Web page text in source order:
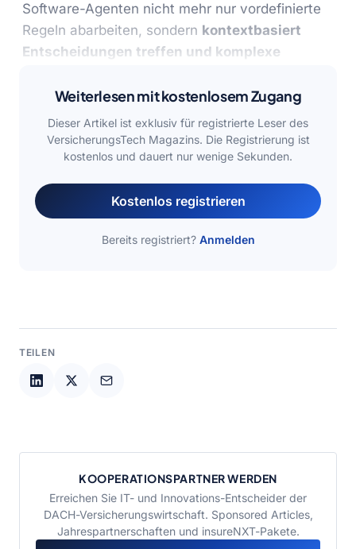
Software-Agenten nicht mehr nur vordefinierte
Regeln abarbeiten, sondern kontextbasiert
Entscheidungen treffen und komplexe
Weiterlesen mit kostenlosem Zugang
Dieser Artikel ist exklusiv für registrierte Leser des
VersicherungsTech Magazins. Die Registrierung ist
kostenlos und dauert nur wenige Sekunden.
Kostenlos registrieren
Bereits registriert? Anmelden
TEILEN
KOOPERATIONSPARTNER WERDEN
Erreichen Sie IT- und Innovations-Entscheider der
DACH-Versicherungswirtschaft. Sponsored Articles,
Jahrespartnerschaften und insureNXT-Pakete.